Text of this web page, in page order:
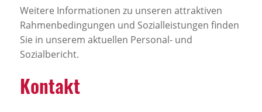
Weitere Informationen zu unseren attraktiven
Rahmenbedingungen und Sozialleistungen finden
Sie in unserem aktuellen Personal- und
Sozialbericht.
Kontakt